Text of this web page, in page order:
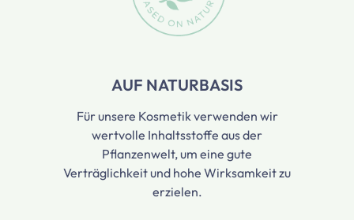
AUF NATURBASIS
Für unsere Kosmetik verwenden wir
wertvolle Inhaltsstoffe aus der
Pflanzenwelt, um eine gute
Verträglichkeit und hohe Wirksamkeit zu
erzielen.